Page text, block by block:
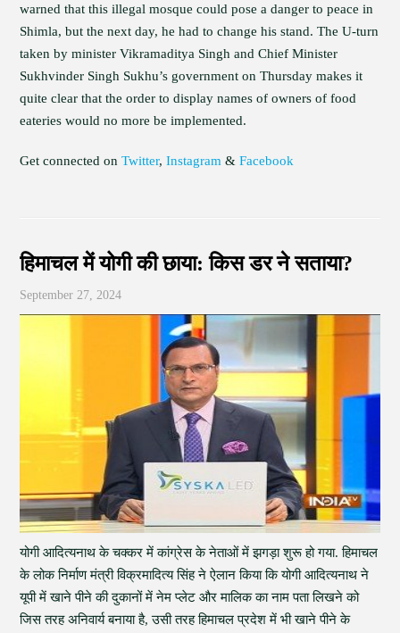
warned that this illegal mosque could pose a danger to peace in
Shimla, but the next day, he had to change his stand. The U-turn
taken by minister Vikramaditya Singh and Chief Minister
Sukhvinder Singh Sukhu’s government on Thursday makes it
quite clear that the order to display names of owners of food
eateries would no more be implemented.
Get connected onTwitter,Instagram &Facebook
हिमाचल में योगी की छाया: किस डर ने सताया?
September 27, 2024
योगी आदित्यनाथ के चक्कर में कांग्रेस के नेताओं में झगड़ा शुरू हो गया. हिमाचल
के लोक निर्माण मंत्री विक्रमादित्य सिंह ने ऐलान किया कि योगी आदित्यनाथ ने
यूपी में खाने पीने की दुकानों में नेम प्लेट और मालिक का नाम पता लिखने को
जिस तरह अनिवार्य बनाया है, उसी तरह हिमाचल प्रदेश में भी खाने पीने के